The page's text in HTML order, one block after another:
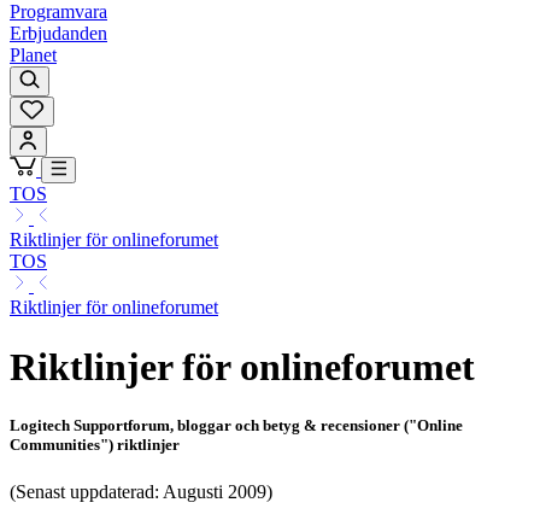
Programvara
Erbjudanden
Planet
TOS
Riktlinjer för onlineforumet
TOS
Riktlinjer för onlineforumet
Riktlinjer för onlineforumet
Logitech Supportforum, bloggar och betyg & recensioner ("Online
Communities") riktlinjer
(Senast uppdaterad: Augusti 2009)